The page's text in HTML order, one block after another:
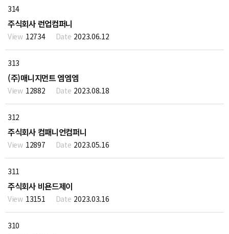
314
주식회사 런업컴퍼니
12734 2023.06.12
313
(주)매니지먼트 엠엠엠
12882 2023.08.18
312
주식회사 컴패니언컴퍼니
12897 2023.05.16
311
주식회사 비욘드제이
13151 2023.03.16
310